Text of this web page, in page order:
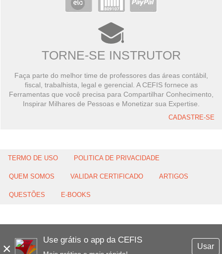
×
Use grátis o app da CEFIS
Usar
TORNE-SE INSTRUTOR
Faça parte do melhor time de professores das áreas contábil,
fiscal, trabalhista, legal e gerencial. A CEFIS fornece as
Ferramentas que você precisa para Compartilhar Conhecimento,
Inspirar Milhares de Pessoas e Monetizar sua Expertise.
CADASTRE-SE
TERMO DE USO POLITICA DE PRIVACIDADE
QUEM SOMOS VALIDAR CERTIFICADO ARTIGOS
QUESTÕES E-BOOKS